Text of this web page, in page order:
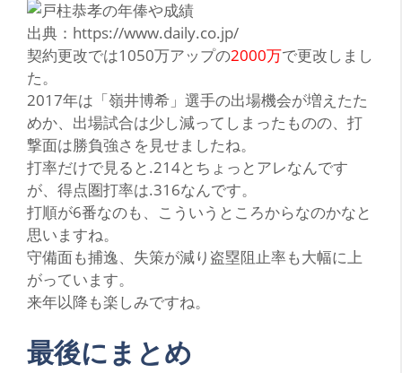
出典：https://www.daily.co.jp/
契約更改では1050万アップの2000万で更改しまし
た。
2017年は 「嶺井博希」 選手の出場機会が増えたた
めか、出場試合は少し減ってしまったものの、打
撃面は勝負強さを見せましたね。
打率だけで見ると.214とちょっとアレなんです
が、得点圏打率は.316なんです。
打順が6番なのも、こういうところからなのかなと
思いますね。
守備面も捕逸、失策が減り盗塁阻止率も大幅に上
がっています。
来年以降も楽しみですね。
最後にまとめ